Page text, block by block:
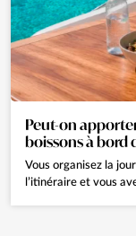
Peut-on
boissons à bord
Vous organisez la
l’itinéraire et vous